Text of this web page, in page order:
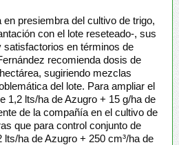
presiembra del cultivo de trigo,
con el lote reseteado-, sus
satisfactorios en términos de
recomienda dosis de
sugiriendo mezclas
del lote. Para ampliar el
1,2 lts/ha de Azugro + 15 g/ha de
de la compañía en el cultivo de
que para control conjunto de
ha de Azugro + 250 cm³/ha de